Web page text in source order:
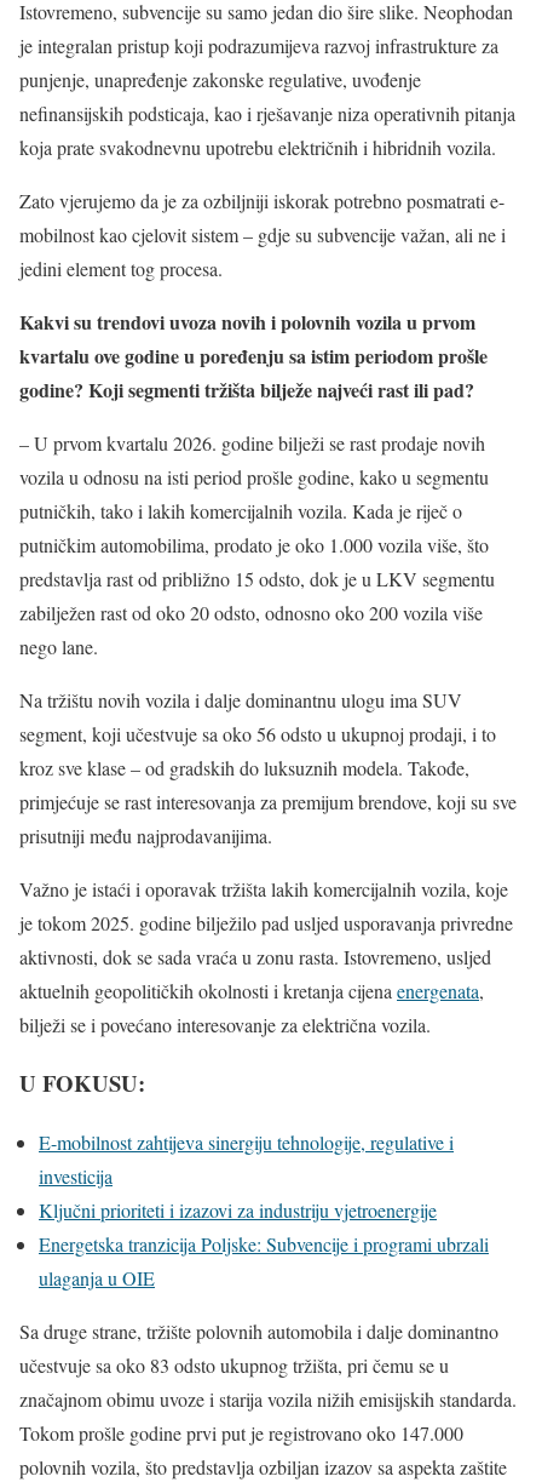
Istovremeno, subvencije su samo jedan dio šire slike. Neophodan
je integralan pristup koji podrazumijeva razvoj infrastrukture za
punjenje, unapređenje zakonske regulative, uvođenje
nefinansijskih podsticaja, kao i rješavanje niza operativnih pitanja
koja prate svakodnevnu upotrebu električnih i hibridnih vozila.
Zato vjerujemo da je za ozbiljniji iskorak potrebno posmatrati e-
mobilnost kao cjelovit sistem – gdje su subvencije važan, ali ne i
jedini element tog procesa.
Kakvi su trendovi uvoza novih i polovnih vozila u prvom
kvartalu ove godine u poređenju sa istim periodom prošle
godine? Koji segmenti tržišta bilježe najveći rast ili pad?
– U prvom kvartalu 2026. godine bilježi se rast prodaje novih
vozila u odnosu na isti period prošle godine, kako u segmentu
putničkih, tako i lakih komercijalnih vozila. Kada je riječ o
putničkim automobilima, prodato je oko 1.000 vozila više, što
predstavlja rast od približno 15 odsto, dok je u LKV segmentu
zabilježen rast od oko 20 odsto, odnosno oko 200 vozila više
nego lane.
Na tržištu novih vozila i dalje dominantnu ulogu ima SUV
segment, koji učestvuje sa oko 56 odsto u ukupnoj prodaji, i to
kroz sve klase – od gradskih do luksuznih modela. Takođe,
primjećuje se rast interesovanja za premijum brendove, koji su sve
prisutniji među najprodavanijima.
Važno je istaći i oporavak tržišta lakih komercijalnih vozila, koje
je tokom 2025. godine bilježilo pad usljed usporavanja privredne
aktivnosti, dok se sada vraća u zonu rasta. Istovremeno, usljed
aktuelnih geopolitičkih okolnosti i kretanja cijena energenata,
bilježi se i povećano interesovanje za električna vozila.
U FOKUSU:
E-mobilnost zahtijeva sinergiju tehnologije, regulative i
investicija
Ključni prioriteti i izazovi za industriju vjetroenergije
Energetska tranzicija Poljske: Subvencije i programi ubrzali
ulaganja u OIE
Sa druge strane, tržište polovnih automobila i dalje dominantno
učestvuje sa oko 83 odsto ukupnog tržišta, pri čemu se u
značajnom obimu uvoze i starija vozila nižih emisijskih standarda.
Tokom prošle godine prvi put je registrovano oko 147.000
polovnih vozila, što predstavlja ozbiljan izazov sa aspekta zaštite